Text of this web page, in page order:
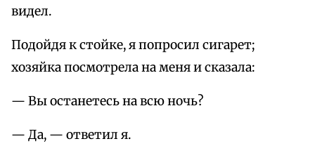
видел.
Подойдя к стойке, я попросил сигарет;
хозяйка посмотрела на меня и сказала:
— Вы останетесь на всю ночь?
— Да, — ответил я.